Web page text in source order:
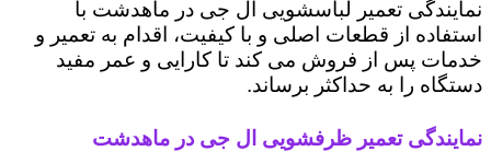
نمایندگی تعمیر لباسشویی ال جی در ماهدشت با
استفاده از قطعات اصلی و با کیفیت، اقدام به تعمیر و
خدمات پس از فروش می کند تا کارایی و عمر مفید
دستگاه را به حداکثر برساند.
نمایندگی تعمیر ظرفشویی ال جی در ماهدشت